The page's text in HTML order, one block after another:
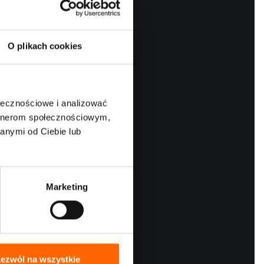
O plikach cookies
i analizować
społecznościowym,
od Ciebie lub
Marketing
na wszystkie
-
Więcej